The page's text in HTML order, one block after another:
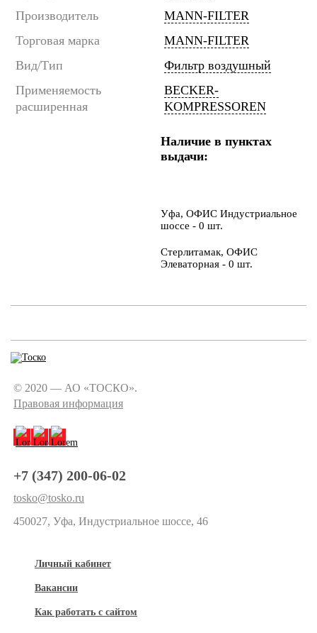
Производитель
MANN-FILTER
Торговая марка
MANN-FILTER
Вид/Тип
Фильтр воздушный
Применяемость
расширенная
BECKER-
KOMPRESSOREN
Наличие в пунктах
выдачи:
Уфа, ОФИС Индустриальное
шоссе - 0 шт.
Стерлитамак, ОФИС
Элеваторная - 0 шт.
© 2020 — АО «ТОСКО».
Правовая информация
+7 (347) 200-06-02
tosko@tosko.ru
450027, Уфа, Индустриальное шоссе, 46
Личный кабинет
Вакансии
Как работать с сайтом